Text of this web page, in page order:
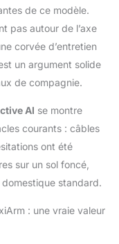
accrues.
FlexiArm,
les
brosse
arc de cercle
des bords
FlexiArm
Elles
couverture
saleté
de ce modèle.
pas autour de l’axe
corvée d’entretien
un argument solide
de compagnie.
AI se montre
courants : câbles
ont été
sur un sol foncé,
standard.
: une vraie valeur